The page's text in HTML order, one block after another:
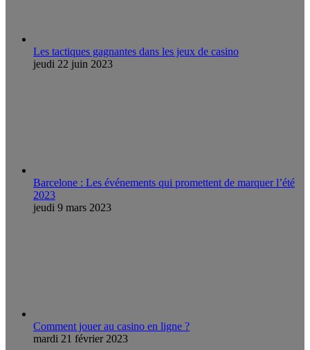
Les tactiques gagnantes dans les jeux de casino
jeudi 22 juin 2023
Barcelone : Les événements qui promettent de marquer l’été
2023
jeudi 9 mars 2023
Comment jouer au casino en ligne ?
mardi 21 février 2023